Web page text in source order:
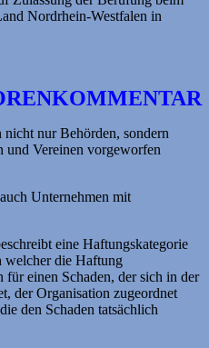
Nordrhein-Westfalen in
nicht nur Behörden, sondern
und Vereinen vorgeworfen
Unternehmen mit
eine Haftungskategorie
welcher die Haftung
für einen Schaden, der sich in der
der Organisation zugeordnet
den Schaden tatsächlich